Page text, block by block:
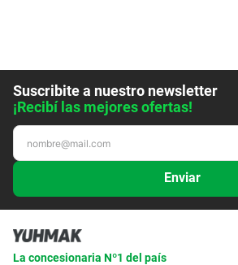
Suscribite a nuestro newsletter
¡Recibí las mejores ofertas!
Enviar
La concesionaria Nº1 del país